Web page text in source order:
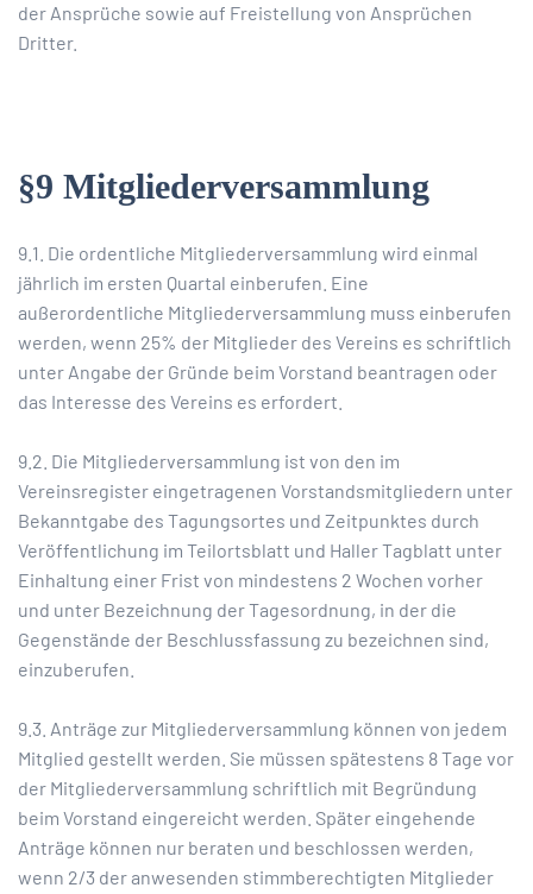
der Ansprüche sowie auf Freistellung von Ansprüchen
Dritter.
§9 Mitgliederversammlung
9.1. Die ordentliche Mitgliederversammlung wird einmal
jährlich im ersten Quartal einberufen. Eine
außerordentliche Mitgliederversammlung muss einberufen
werden, wenn 25% der Mitglieder des Vereins es schriftlich
unter Angabe der Gründe beim Vorstand beantragen oder
das Interesse des Vereins es erfordert.
9.2. Die Mitgliederversammlung ist von den im
Vereinsregister eingetragenen Vorstandsmitgliedern unter
Bekanntgabe des Tagungsortes und Zeitpunktes durch
Veröffentlichung im Teilortsblatt und Haller Tagblatt unter
Einhaltung einer Frist von mindestens 2 Wochen vorher
und unter Bezeichnung der Tagesordnung, in der die
Gegenstände der Beschlussfassung zu bezeichnen sind,
einzuberufen.
9.3. Anträge zur Mitgliederversammlung können von jedem
Mitglied gestellt werden. Sie müssen spätestens 8 Tage vor
der Mitgliederversammlung schriftlich mit Begründung
beim Vorstand eingereicht werden. Später eingehende
Anträge können nur beraten und beschlossen werden,
wenn 2/3 der anwesenden stimmberechtigten Mitglieder